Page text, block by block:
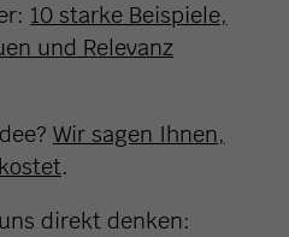
10 starke Beispiele,
und Relevanz
Wir sagen Ihnen,
.
direkt denken: